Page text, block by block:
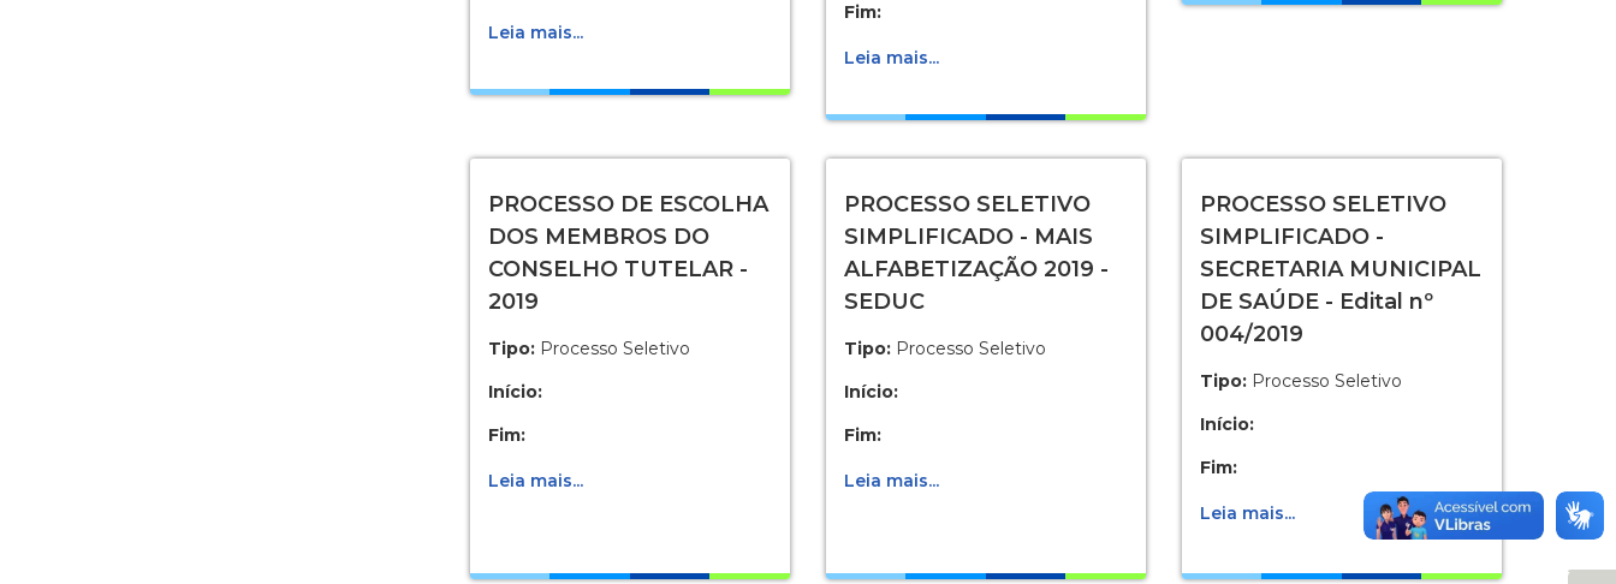
Leia mais...
Fim:
Leia mais...
PROCESSO DE ESCOLHA
DOS MEMBROS DO
CONSELHO TUTELAR -
2019
Tipo: Processo Seletivo
Início:
Fim:
Leia mais...
PROCESSO SELETIVO
SIMPLIFICADO - MAIS
ALFABETIZAÇÃO 2019 -
SEDUC
Tipo:Processo Seletivo
Início:
Fim:
Leia mais...
PROCESSO SELETIVO
SIMPLIFICADO -
SECRETARIA MUNICIPAL
DE SAÚDE - Edital nº
004/2019
Tipo:Processo Seletivo
Início:
Fim:
Leia mais...